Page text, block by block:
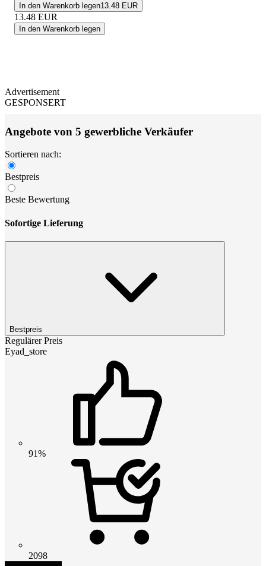
In den Warenkorb legen13.48 EUR
13.48 EUR
In den Warenkorb legen
Advertisement
GESPONSERT
Angebote von 5 gewerbliche Verkäufer
Sortieren nach:
Bestpreis
Beste Bewertung
Sofortige Lieferung
Bestpreis
Regulärer Preis
Eyad_store
91%
2098